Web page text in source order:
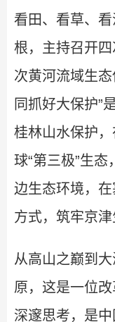
看田、看草、
根，主持召开
次黄河流域生
同抓好大保护”
桂林山水保护
球“第三极”生
边生态环境，
方式，筑牢京津
从高山之巅到
原，这是一位
深邃思考，是